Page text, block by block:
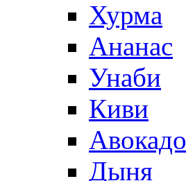
Хурма
Ананас
Унаби
Киви
Авокадо
Дыня